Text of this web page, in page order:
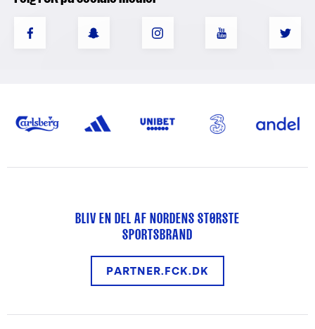
BLIV EN DEL AF NORDENS STØRSTE
SPORTSBRAND
PARTNER.FCK.DK